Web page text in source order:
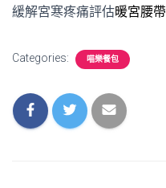
緩解宮寒疼痛評估暖宮腰帶
Categories: 喵樂餐包